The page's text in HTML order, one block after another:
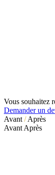
Vous souhaitez
Demander un
Avant /Après
Avant Après